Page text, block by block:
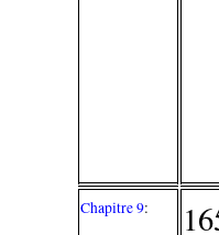
Chapitre 9: